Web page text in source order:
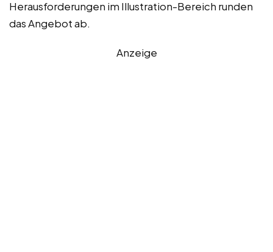
Herausforderungen im Illustration-Bereich runden
das Angebot ab.
Anzeige